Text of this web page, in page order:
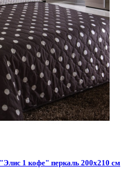
1 кофе" перкаль 200х210 см